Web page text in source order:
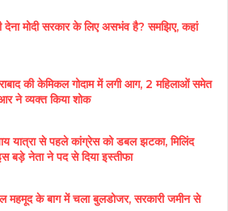
देना मोदी सरकार के लिए असभंव है? समझिए, कहां
की केमिकल गोदाम में लगी आग, 2 महिलाओं समेत
ने व्यक्त किया शोक
यात्रा से पहले कांग्रेस को डबल झटका, मिलिंद
नेता ने पद से दिया इस्तीफा
महमूद के बाग में चला बुलडोजर, सरकारी जमीन से